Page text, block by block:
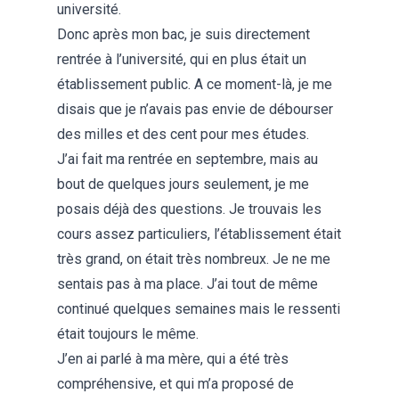
université.
Donc après mon bac, je suis directement
rentrée à l’université, qui en plus était un
établissement public. A ce moment-là, je me
disais que je n’avais pas envie de débourser
des milles et des cent pour mes études.
J’ai fait ma rentrée en septembre, mais au
bout de quelques jours seulement, je me
posais déjà des questions. Je trouvais les
cours assez particuliers, l’établissement était
très grand, on était très nombreux. Je ne me
sentais pas à ma place. J’ai tout de même
continué quelques semaines mais le ressenti
était toujours le même.
J’en ai parlé à ma mère, qui a été très
compréhensive, et qui m’a proposé de